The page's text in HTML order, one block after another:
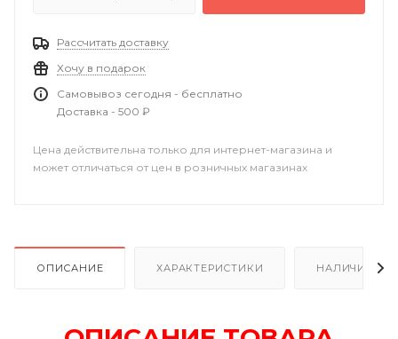
Рассчитать доставку
Хочу в подарок
Самовывоз сегодня - бесплатно
Доставка - 500 ₽
Цена действительна только для интернет-магазина и
может отличаться от цен в розничных магазинах
ОПИСАНИЕ ХАРАКТЕРИСТИКИ НАЛИЧИЕ